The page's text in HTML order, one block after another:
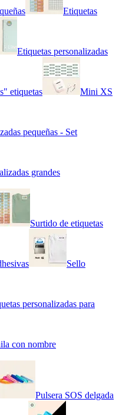
Etiquetas
Etiquetas personalizadas
etiquetas Mini XS
pequeñas - Set
grandes
Surtido de etiquetas
Sello
personalizadas para
con nombre
Pulsera SOS delgada